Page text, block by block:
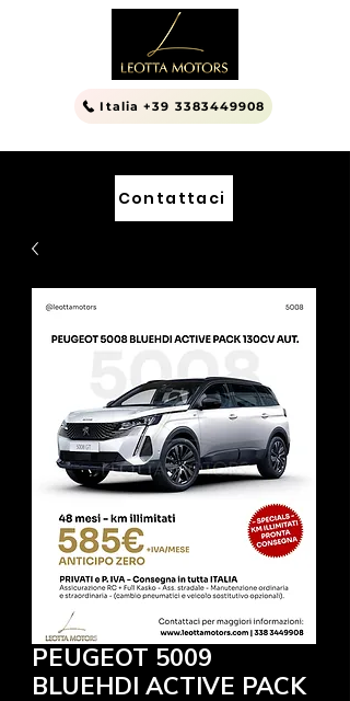
Italia +39 3383449908
Contattaci
PEUGEOT 5009
BLUEHDI ACTIVE PACK